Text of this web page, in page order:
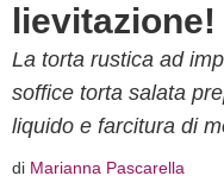
lievitazione!
La torta rustica ad
soffice torta salata
liquido e farcitura di
di Marianna Pascarella